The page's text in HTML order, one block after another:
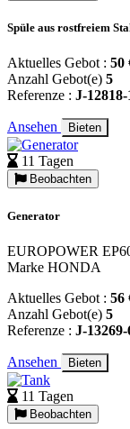
Spüle aus rostfreiem
Aktuelles Gebot : 50
Anzahl Gebot(e) 5
Referenze : J-
Ansehen Bieten
11 Tagen
Beobachten
Generator
EUROPOWER
Marke HONDA
Aktuelles Gebot : 56
Anzahl Gebot(e) 5
Referenze : J-13269-
Ansehen Bieten
11 Tagen
Beobachten